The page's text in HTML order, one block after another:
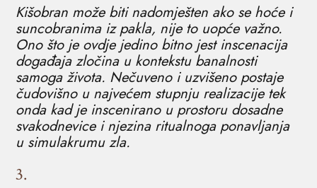
Kišobran može biti nadomješten ako se hoće i
suncobranima iz pakla, nije to uopće važno.
Ono što je ovdje jedino bitno jest inscenacija
događaja zločina u kontekstu banalnosti
samoga života. Nečuveno i uzvišeno postaje
čudovišno u najvećem stupnju realizacije tek
onda kad je inscenirano u prostoru dosadne
svakodnevice i njezina ritualnoga ponavljanja
u simulakrumu zla.
3.